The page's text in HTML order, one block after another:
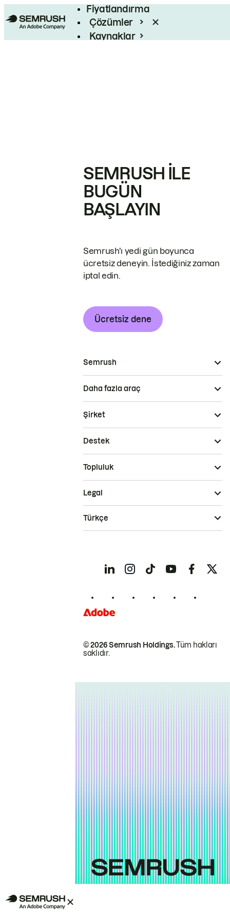
Fiyatlandırma
Çözümler
Kaynaklar
SEMRUSH ILE
BUGÜN
BAŞLAYIN
Semrush'ı yedi gün boyunca
ücretsiz deneyin. İstediğiniz zaman
iptal edin.
Ücretsiz dene
Semrush
Daha fazla araç
Şirket
Destek
Topluluk
© 2026 Semrush Holdings.Tüm hakları
saklıdır.
Legal
Türkçe